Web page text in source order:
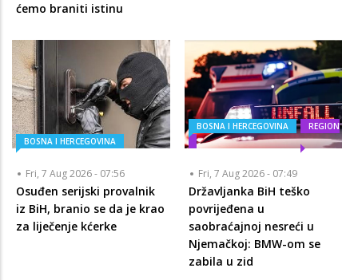
ćemo braniti istinu
BOSNA I HERCEGOVINA
Fri, 7 Aug 2026 - 07:56
Osuđen serijski provalnik
iz BiH, branio se da je krao
za liječenje kćerke
BOSNA I HERCEGOVINA REGION
Fri, 7 Aug 2026 - 07:49
Državljanka BiH teško
povrijeđena u
saobraćajnoj nesreći u
Njemačkoj: BMW-om se
zabila u zid